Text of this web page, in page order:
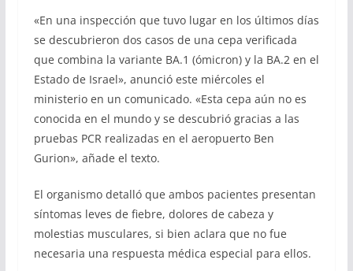
«En una inspección que tuvo lugar en los últimos días
se descubrieron dos casos de una cepa verificada
que combina la variante BA.1 (ómicron) y la BA.2 en el
Estado de Israel», anunció este miércoles el
ministerio en un comunicado. «Esta cepa aún no es
conocida en el mundo y se descubrió gracias a las
pruebas PCR realizadas en el aeropuerto Ben
Gurion», añade el texto.
El organismo detalló que ambos pacientes presentan
síntomas leves de fiebre, dolores de cabeza y
molestias musculares, si bien aclara que no fue
necesaria una respuesta médica especial para ellos.